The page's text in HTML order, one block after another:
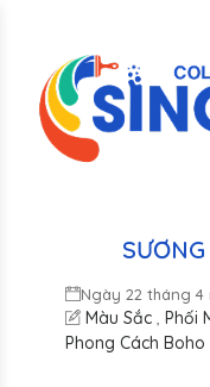
Ngày 22 tháng 4
Màu Sắc Phối
Phong Cách Boho